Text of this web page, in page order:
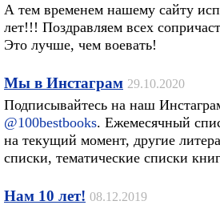
А тем временем нашему сайту
лет!!! Поздравляем всех
Это лучше, чем воевать!
Мы в Инстаграм 29.10.2020
Подписывайтесь на наш
@100bestbooks. Ежемесячный
на текущий момент, другие
списки, тематические списки
Нам 10 лет! 08.12.2019